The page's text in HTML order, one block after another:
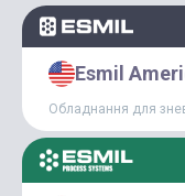
Мультидисковий
забезпечує
міських очисних
промислових стічних
зневоднення осади,
Esmil
Обладнання для